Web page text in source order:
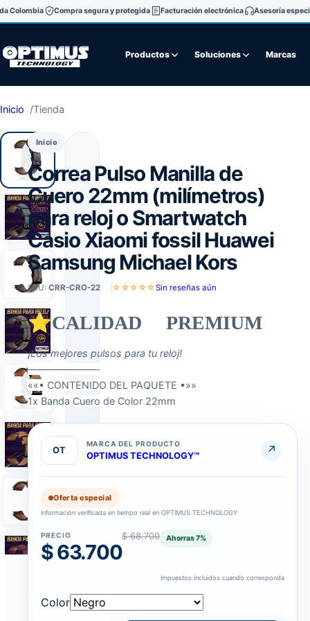
Colombia Compra segura y protegida Facturación electrónica Asesoría
Productos Soluciones Marcas
Inicio Tienda
Inicio
Correa Pulso Manilla de
Cuero 22mm (milímetros)
para reloj o Smartwatch
Casio Xiaomi fossil Huawei
Samsung Michael Kors
SKU: CRR-CRO-22 ☆☆☆☆☆Sin reseñas aún
⭐CALIDAD PREMIUM
¡Los mejores pulsos para tu reloj!
———————-
««• CONTENIDO DEL PAQUETE •»»
1x Banda Cuero de Color 22mm
OT
MARCA DEL PRODUCTO
OPTIMUS TECHNOLOGY™ ↗
Oferta especial
Información verificada en tiempo real en OPTIMUS TECHNOLOGY
PRECIO
$ 63.700
$ 68.700 Ahorras7%
Impuestos incluidos cuando corresponda
Color